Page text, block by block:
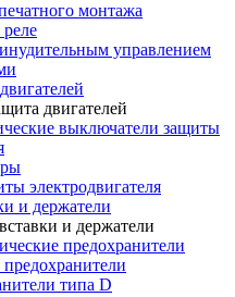
монтажа
управлением
двигателей
выключатели защиты
электродвигателя
и держатели
и держатели
предохранители
типа D